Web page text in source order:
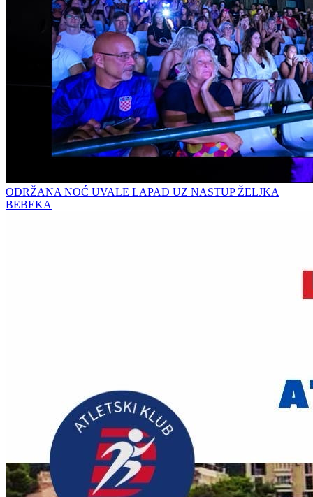
ODRŽANA NOĆ UVALE LAPAD UZ NASTUP ŽELJKA
BEBEKA